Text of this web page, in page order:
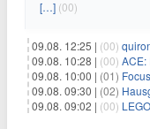
[…] (00)
09.08. 12:25 | (00)
09.08. 10:28 | (00) ACE:
09.08. 10:00 | (01) Focus
09.08. 09:30 | (02)
09.08. 09:02 | (00) LEGO